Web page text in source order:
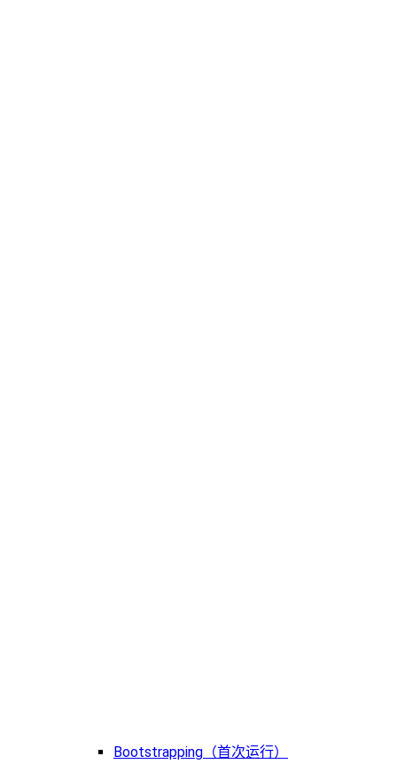
Bootstrapping（首次运行）